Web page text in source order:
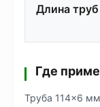
Длина труб
Где
Труба 114×6